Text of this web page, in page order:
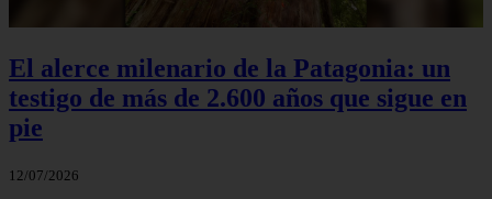
El alerce milenario de la Patagonia: un
testigo de más de 2.600 años que sigue en
pie
12/07/2026